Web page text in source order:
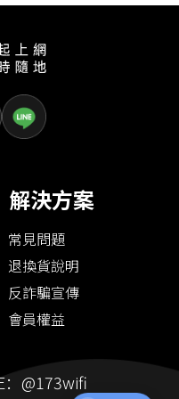
解決方案
常見問題
退換貨說明
反詐騙宣傳
會員權益
@173wifi